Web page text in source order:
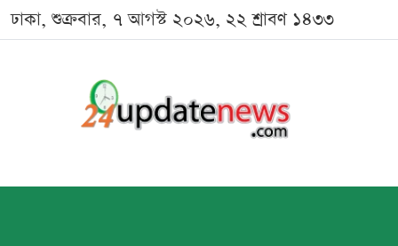
ঢাকা, শুক্রবার, ৭ আগস্ট ২০২৬, ২২ শ্রাবণ ১৪৩৩